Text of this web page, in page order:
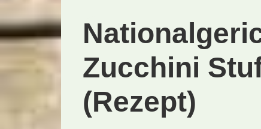
Zucchini
(Rezept)